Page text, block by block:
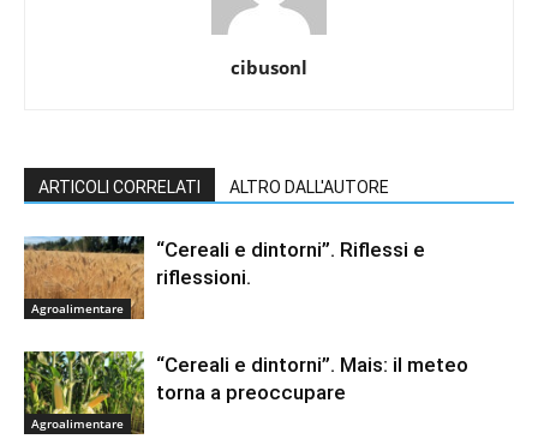
cibusonl
ARTICOLI CORRELATI ALTRO DALL'AUTORE
Agroalimentare
“Cereali e dintorni”. Riflessi e
riflessioni.
Agroalimentare
“Cereali e dintorni”. Mais: il meteo
torna a preoccupare